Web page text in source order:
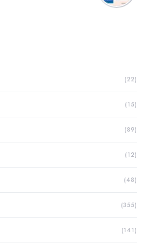
(22)
(15)
(89)
(12)
(48)
(355)
(141)